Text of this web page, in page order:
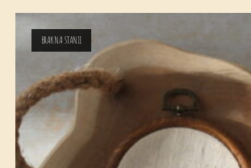
BRAK NA STANIE